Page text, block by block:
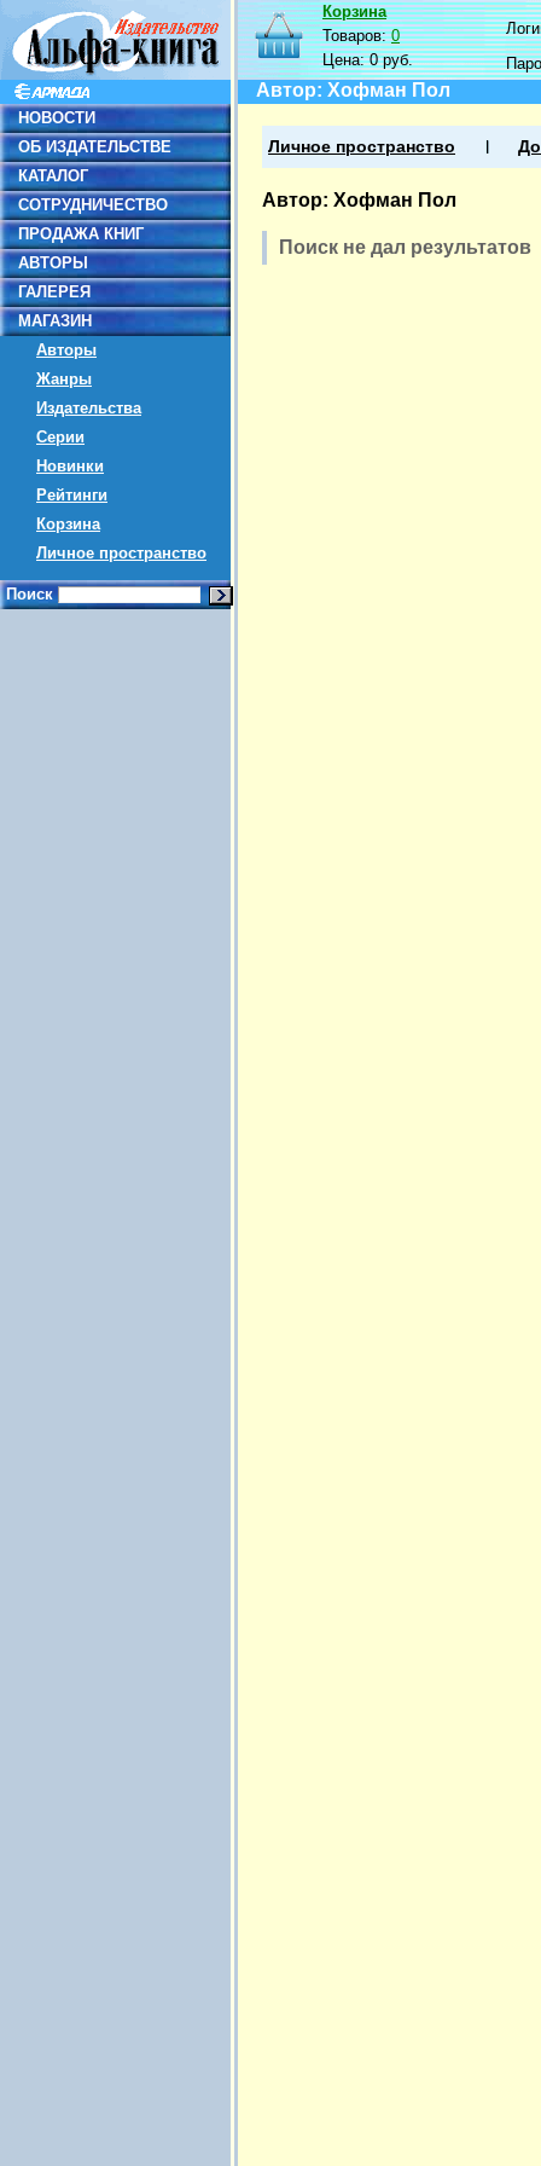
НОВОСТИ
ОБ ИЗДАТЕЛЬСТВЕ
КАТАЛОГ
СОТРУДНИЧЕСТВО
ПРОДАЖА КНИГ
АВТОРЫ
ГАЛЕРЕЯ
МАГАЗИН
Авторы
Жанры
Издательства
Серии
Новинки
Рейтинги
Корзина
Личное пространство
Поиск
Корзина
Товаров:0
Цена:0 руб.
Автор: Хофман Пол
Личное пространство
Автор: Хофман Пол
Поиск не дал результатов